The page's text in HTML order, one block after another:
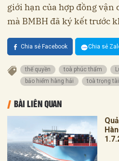
giới hạn của hợp đồng vận
mà BMBH đã ký kết trước
Chia sẻ Facebook Chia sẻ
thế quyền toà phúc thẩm
bảo hiểm hàng hải
toà trọng tài
BÀI LIÊN QUAN